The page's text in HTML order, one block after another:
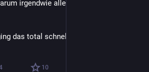
irgendwie alle krank sind und
das total schnell:
10